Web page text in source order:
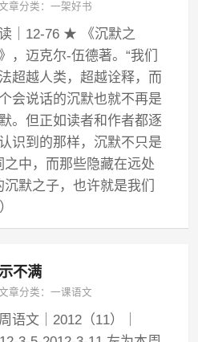
章分类：一架好书
｜12-76 ★ 《沉默之
，迈克尔-伍德著。“我们
超越人类，超越诠释，而
会说话的沉默也就不再是
。但正如读者和作者都逐
识到的那样，沉默不只是
中，而那些隐藏在远处
默之子，也许就是我们
不满
章分类：一课语文
语文｜2012（11）｜